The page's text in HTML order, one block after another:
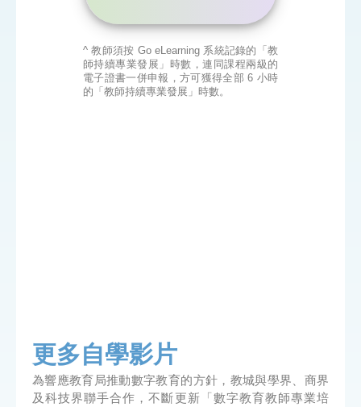
^ 教師須按 Go eLearning 系統記錄的「教
師持續專業發展」時數，連同課程兩級的
電子證書一併申報，方可獲得全部 6 小時
的「教師持續專業發展」時數。
更多自學影片
為響應教育局推動數字教育的方針，教城與學界、商界
及科技界聯手合作，不斷更新「數字教育教師專業培